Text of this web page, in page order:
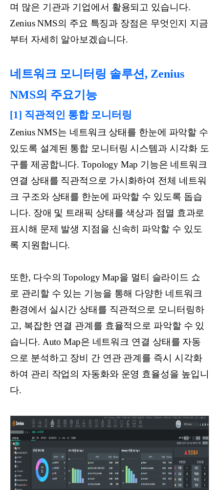
며 많은 기관과 기업에서 활용되고 있습니다.
Zenius NMS의 주요 특징과 장점은 무엇인지 지금
부터 자세히 알아보겠습니다.
네트워크 모니터링 솔루션, Zenius
NMS의 주요기능
[1] 직관적인 통합 모니터링
Zenius NMS는 네트워크 상태를 한눈에 파악할 수
있도록 설계된 통합 모니터링 시스템과 시각화 도
구를 제공합니다. Topology Map 기능은 네트워크
연결 상태를 직관적으로 가시화하여 전체 네트워
크 구조와 상태를 한눈에 파악할 수 있도록 돕습
니다. 장애 및 트래픽 상태를 색상과 점멸 효과로
표시해 문제 발생 지점을 신속히 파악할 수 있도
록 지원합니다.
또한, 다수의 Topology Map을 멀티 슬라이드 쇼
로 관리할 수 있는 기능을 통해 다양한 네트워크
환경에서 실시간 상태를 직관적으로 모니터링하
고, 복잡한 연결 관계를 효율적으로 파악할 수 있
습니다. Auto Map은 네트워크 연결 상태를 자동
으로 분석하고 장비 간 연관 관계를 즉시 시각화
하여 관리 작업의 자동화와 운영 효율성을 높입니
다.